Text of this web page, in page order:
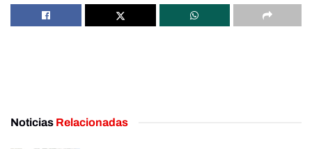
Noticias Relacionadas